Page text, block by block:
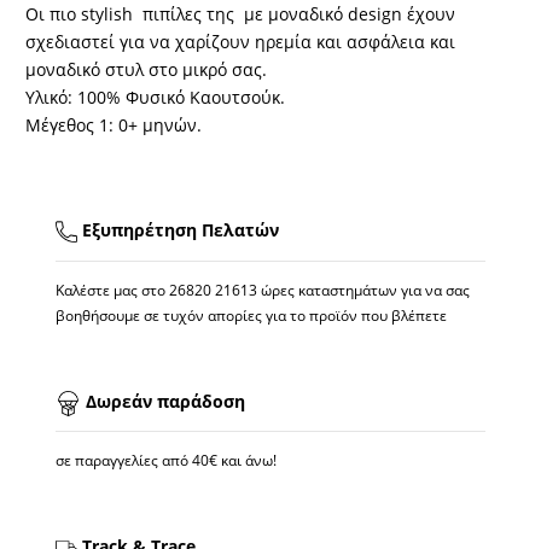
Οι πιοstylish πιπίλες της με μοναδικό design έχουν
σχεδιαστεί για να χαρίζουν ηρεμία καιασφάλεια και
μοναδικό στυλστο μικρό σας.
Υλικό: 100% Φυσικό Καουτσούκ.
Μέγεθος 1: 0+ μηνών.
Εξυπηρέτηση Πελατών
Καλέστε μας στο26820 21613ώρες καταστημάτων για να σας
βοηθήσουμε σε τυχόν απορίες για το προϊόν που βλέπετε
Δωρεάν παράδοση
σε παραγγελίες από 40€ και άνω!